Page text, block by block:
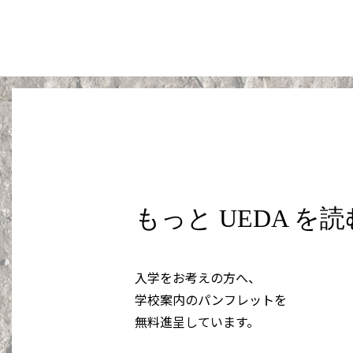
もっと UEDA を読
入学をお考えの方へ、
学校案内のパンフレットを
無料進呈しています。